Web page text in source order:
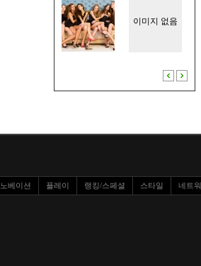
이미지 없음
베이션 플레이 랭킹/스페셜 스타일 네트